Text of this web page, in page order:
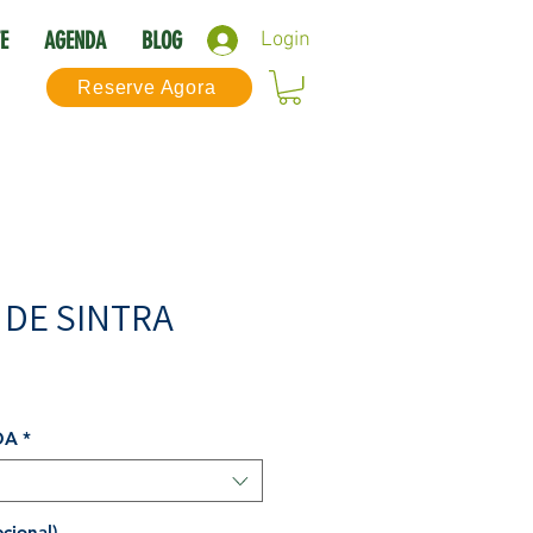
Login
AGENDA BLOG
Reserve Agora
SINTRA
*